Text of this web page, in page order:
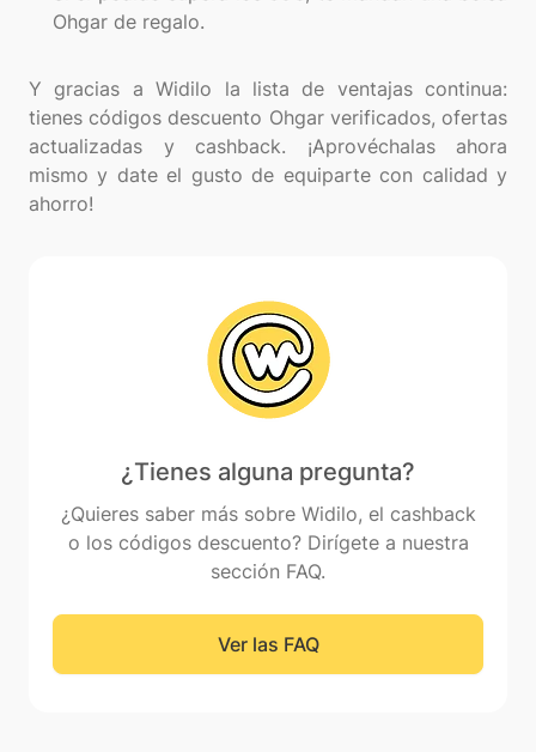
Ohgar de regalo.
Y gracias a Widilo la lista de ventajas continua:
tienes códigos descuento Ohgar verificados, ofertas
actualizadas y cashback. ¡Aprovéchalas ahora
mismo y date el gusto de equiparte con calidad y
¿Tienes alguna pregunta?
¿Quieres saber más sobre Widilo, el cashback
o los códigos descuento? Dirígete a nuestra
sección FAQ.
Ver las FAQ